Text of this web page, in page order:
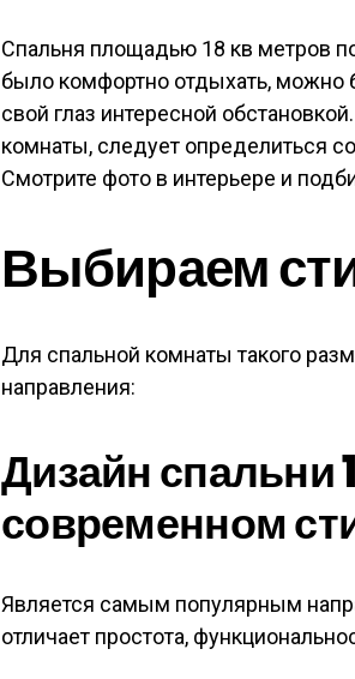
Спальня площадью 18 кв метров
было комфортно отдыхать, можно
свой глаз интересной
комнаты, следует определиться
Смотрите фото в интерьере и
Выбираем
Для спальной комнаты такого
направления:
Дизайн спальни
современном
Является самым популярным
отличает простота,